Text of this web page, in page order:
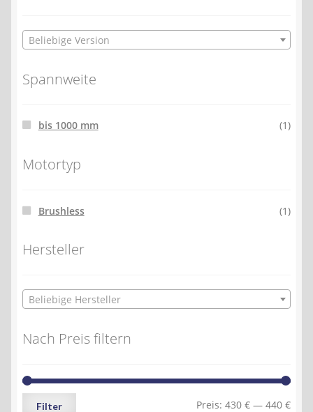
Beliebige Version
Spannweite
bis 1000 mm (1)
Motortyp
Brushless (1)
Hersteller
Beliebige Hersteller
Nach Preis filtern
Min.
Max.
Filter Preis: 430 € — 440 €